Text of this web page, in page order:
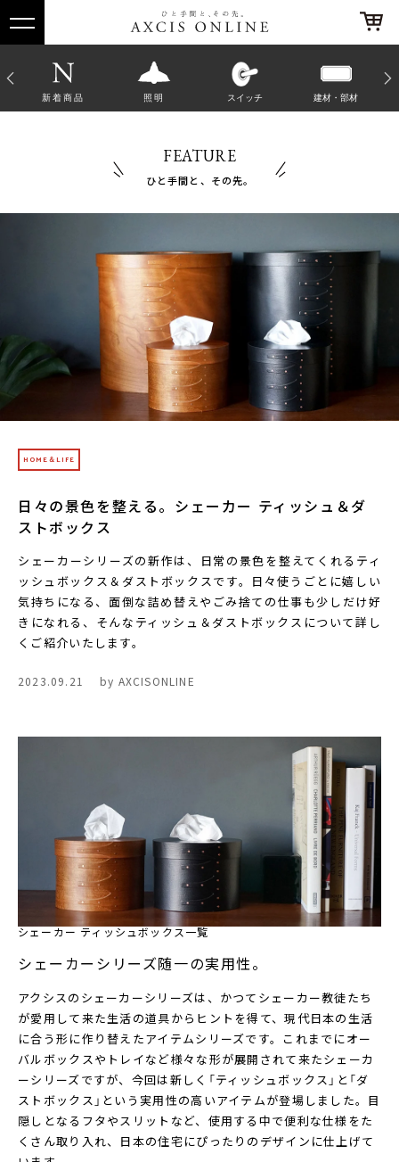
新着商品 照明 スイッチ 建材・部材
FEATURE
ひと手間と、その先。
HOME＆LIFE
日々の景色を整える。シェーカー ティッシュ＆ダ
ストボックス
シェーカーシリーズの新作は、日常の景色を整えてくれるティ
ッシュボックス＆ダストボックスです。日々使うごとに嬉しい
気持ちになる、面倒な詰め替えやごみ捨ての仕事も少しだけ好
きになれる、そんなティッシュ＆ダストボックスについて詳し
くご紹介いたします。
2023.09.21 by AXCISONLINE
シェーカー ティッシュボックス一覧
シェーカーシリーズ随一の実用性。
アクシスのシェーカーシリーズは、かつてシェーカー教徒たち
が愛用して来た生活の道具からヒントを得て、現代日本の生活
に合う形に作り替えたアイテムシリーズです。これまでにオー
バルボックスやトレイなど様々な形が展開されて来たシェーカ
ーシリーズですが、今回は新しく「ティッシュボックス」と「ダ
ストボックス」という実用性の高いアイテムが登場しました。目
隠しとなるフタやスリットなど、使用する中で便利な仕様をた
くさん取り入れ、日本の住宅にぴったりのデザインに仕上げて